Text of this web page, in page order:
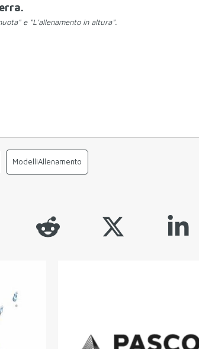
e "L'allenamento in altura".
ModelliAllenamento